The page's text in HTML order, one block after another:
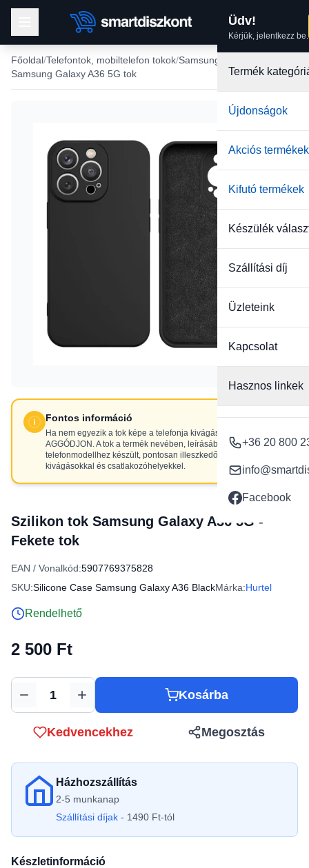
Üdv!
Kérjük, jelentkezz be.
Termék
Újdonságok
Akciós termékek
Kifutó termékek
Készülék
Szállítási díj
Üzleteink
Kapcsolat
Hasznos linkek
+36 20 800
Facebook
Főoldal Telefontok, mobiltelefon tokok Samsung tokok
Samsung Galaxy A36 5G tok
Fontos információ
Ha nem egyezik a tok képe a telefonja kivágásaival, NE
AGGÓDJON. A tok a termék nevében, leírásában szereplő
telefonmodellhez készült, pontosan illeszkedő
kivágásokkal és csatlakozóhelyekkel.
Szilikon tok Samsung Galaxy A36 5G -
Fekete tok
EAN / Vonalkód:5907769375828
SKU:Silicone Case Samsung Galaxy A36 BlackMárka:Hurtel
Rendelhető
2 500 Ft
Mennyiség Kosárba
Kedvencekhez Megosztás
Házhozszállítás
2-5 munkanap
Szállítási díjak - 1490 Ft-tól
Készletinformáció